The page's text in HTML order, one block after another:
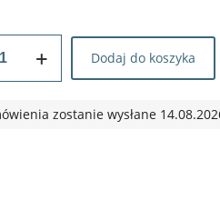
Dodaj do koszyka
zostanie wysłane